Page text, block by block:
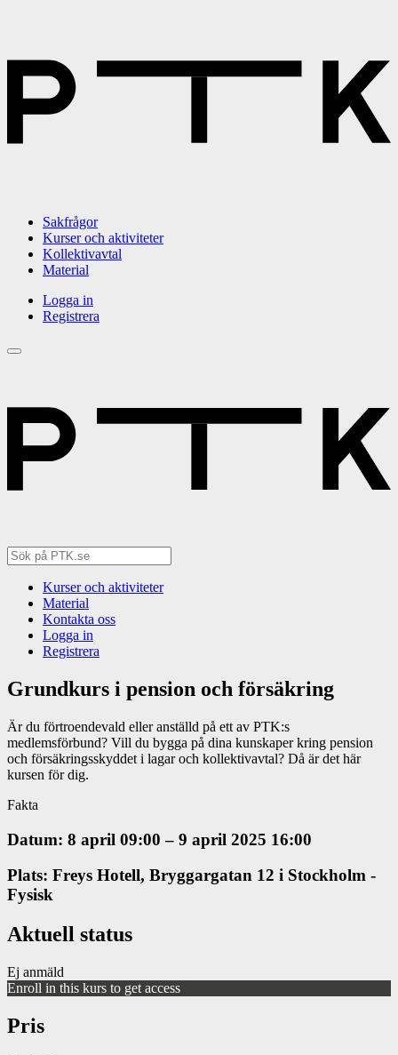
Sakfrågor
Kurser och aktiviteter
Kollektivavtal
Material
Logga in
Registrera
Kurser och aktiviteter
Material
Kontakta oss
Logga in
Registrera
Grundkurs i pension och försäkring
Är du förtroendevald eller anställd på ett av PTK:s
medlemsförbund? Vill du bygga på dina kunskaper kring pension
och försäkringsskyddet i lagar och kollektivavtal? Då är det här
kursen för dig.
Fakta
Datum: 8 april 09:00 – 9 april 2025 16:00
Plats: Freys Hotell, Bryggargatan 12 i Stockholm -
Fysisk
Aktuell status
Ej anmäld
Enroll in this kurs to get access
Pris